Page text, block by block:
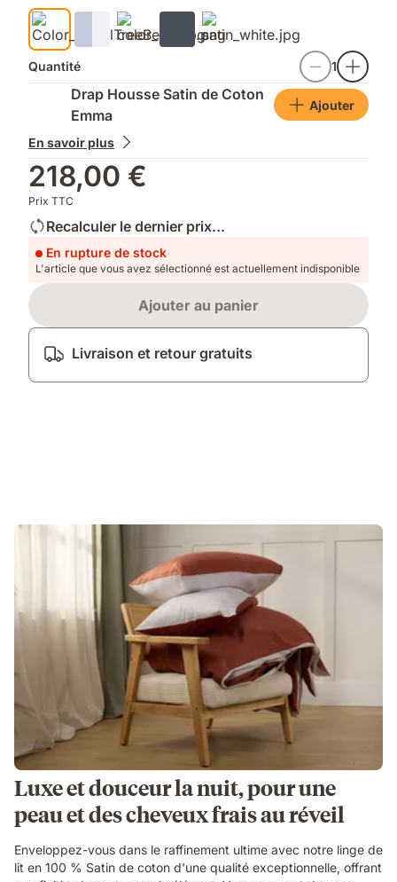
Quantité 1
Drap Housse Satin de Coton
Emma
Ajouter
En savoir plus
218,00 €
Prix TTC
Recalculer le dernier prix...
En rupture de stock
L'article que vous avez sélectionné est actuellement indisponible
Ajouter au panier
Livraison et retour gratuits
Luxe et douceur la nuit, pour une
peau et des cheveux frais au réveil
Enveloppez-vous dans le raffinement ultime avec notre linge de
lit en 100 % Satin de coton d'une qualité exceptionnelle, offrant